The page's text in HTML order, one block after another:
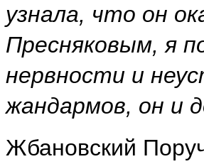
узнала, что он
Пресняковым, я
нервности и
жандармов, он и
Жбановский